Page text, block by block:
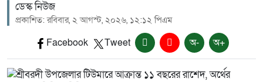
ডেস্ক নিউজ
প্রকাশিত: রবিবার, ২ আগস্ট, ২০২৬, ১২:১২ পিএম
Facebook Tweet অ- অ+